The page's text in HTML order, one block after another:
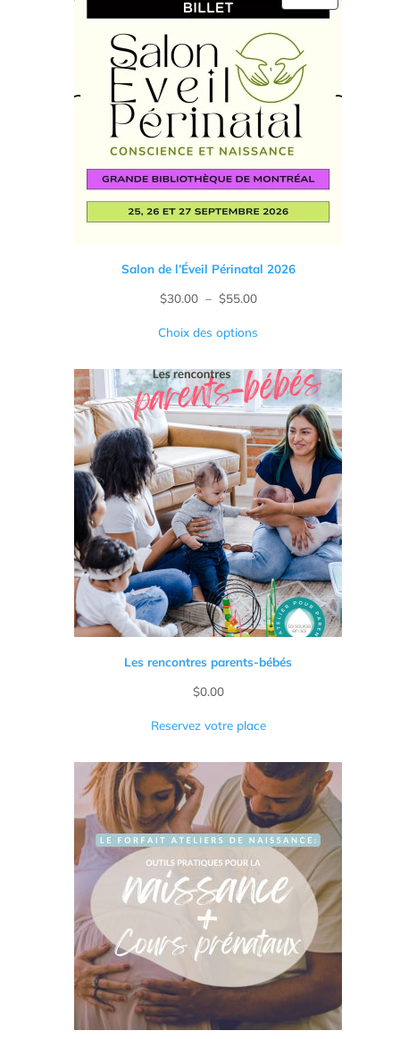
EN
Salon de l’Éveil Périnatal 2026
$30.00 – $55.00Plage
$30.00
à
$55.00
Choix des options
Les rencontres parents-bébés
$0.00
Reservez votre place